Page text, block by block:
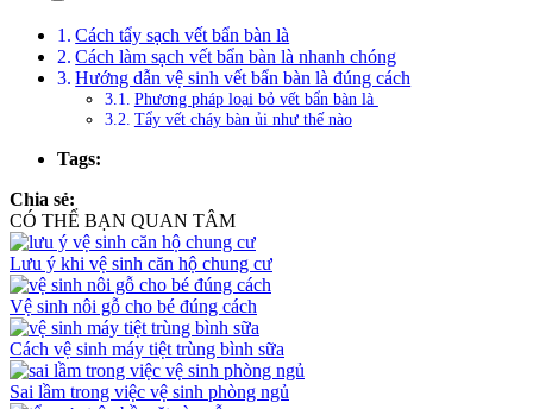
Cách tẩy sạch vết bẩn bàn là
Cách làm sạch vết bẩn bàn là nhanh chóng
Hướng dẫn vệ sinh vết bẩn bàn là đúng cách
Phương pháp loại bỏ vết bẩn bàn là
Tẩy vết cháy bàn ủi như thế nào
Tags:
Chia sẻ:
CÓ THỂ BẠN QUAN TÂM
Lưu ý khi vệ sinh căn hộ chung cư
Vệ sinh nôi gỗ cho bé đúng cách
Cách vệ sinh máy tiệt trùng bình sữa
Sai lầm trong việc vệ sinh phòng ngủ